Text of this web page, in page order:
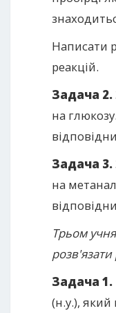
Написати
реакцій.
Задача 2.
на
Задача 3.
на
Трьом
розв'язати
Задача 1.
(н.у.), який